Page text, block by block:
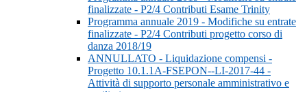
finalizzate - P2/4 Contributi Esame Trinity
Programma annuale 2019 - Modifiche su entrate
finalizzate - P2/4 Contributi progetto corso di
danza 2018/19
ANNULLATO - Liquidazione compensi -
Progetto 10.1.1A-FSEPON--LI-2017-44 -
Attività di supporto personale amministrativo e